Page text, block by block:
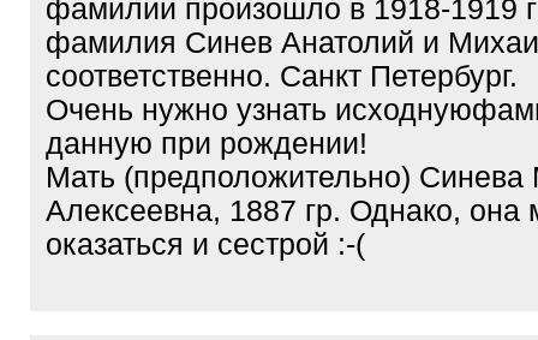
фамилии произошло в 1918-1919
фамилия Синев Анатолий и
соответственно. Санкт Петербург.
Очень нужно узнать
данную при рождении!
Мать (предположительно)
Алексеевна, 1887 гр. Однако, она
оказаться и сестрой :-(